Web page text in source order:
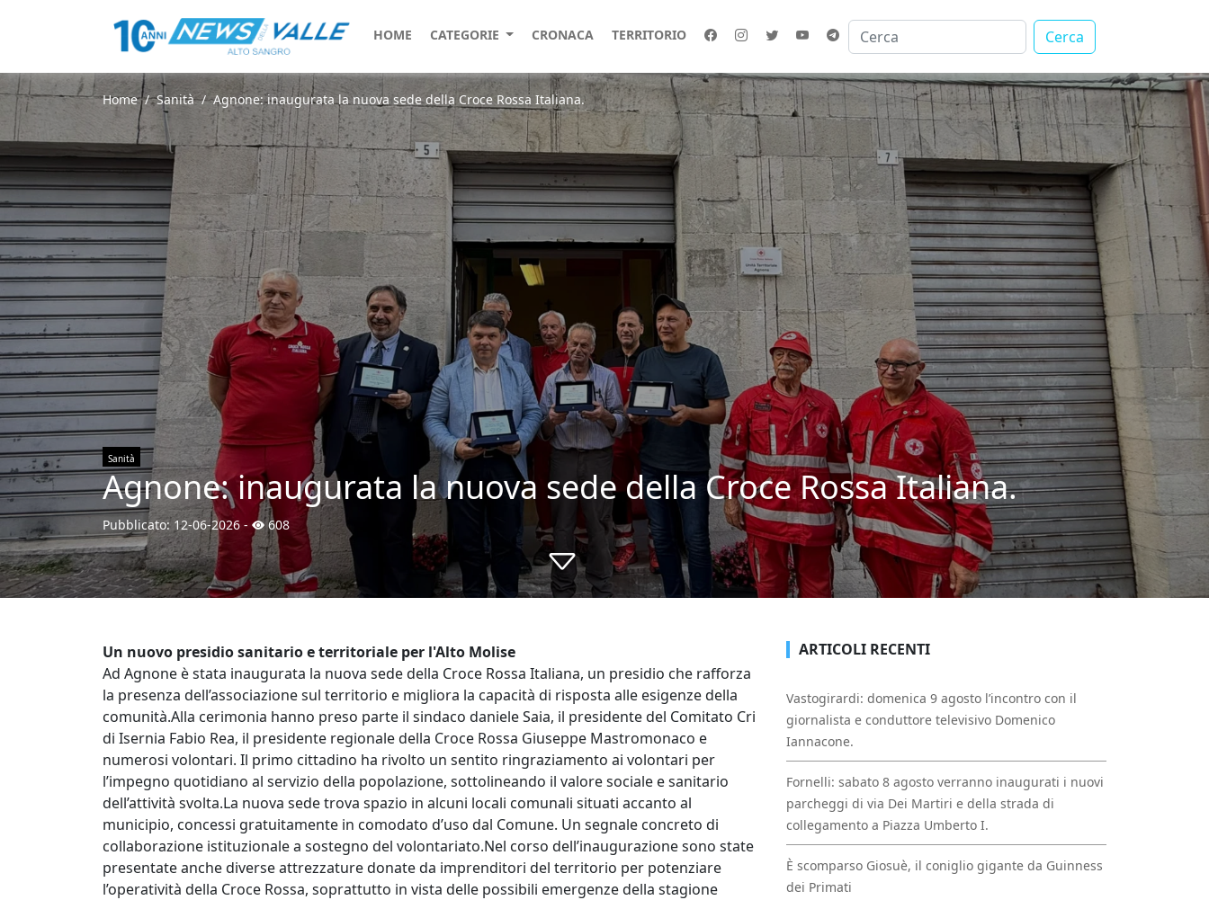
HOME CATEGORIE CRONACA TERRITORIO Cerca
Home Sanità Agnone: inaugurata la nuova sede della Croce Rossa Italiana.
Sanità
Agnone: inaugurata la nuova sede della Croce Rossa Italiana.
Pubblicato: 12-06-2026 - 608
Un nuovo presidio sanitario e territoriale per l'Alto Molise
Ad Agnone è stata inaugurata la nuova sede della Croce Rossa Italiana, un presidio che rafforza
la presenza dell’associazione sul territorio e migliora la capacità di risposta alle esigenze della
comunità.Alla cerimonia hanno preso parte il sindaco daniele Saia, il presidente del Comitato Cri
di Isernia Fabio Rea, il presidente regionale della Croce Rossa Giuseppe Mastromonaco e
numerosi volontari. Il primo cittadino ha rivolto un sentito ringraziamento ai volontari per
l’impegno quotidiano al servizio della popolazione, sottolineando il valore sociale e sanitario
dell’attività svolta.La nuova sede trova spazio in alcuni locali comunali situati accanto al
municipio, concessi gratuitamente in comodato d’uso dal Comune. Un segnale concreto di
collaborazione istituzionale a sostegno del volontariato.Nel corso dell’inaugurazione sono state
presentate anche diverse attrezzature donate da imprenditori del territorio per potenziare
l’operatività della Croce Rossa, soprattutto in vista delle possibili emergenze della stagione
ARTICOLI RECENTI
Vastogirardi: domenica 9 agosto l’incontro con il
giornalista e conduttore televisivo Domenico
Iannacone.
Fornelli: sabato 8 agosto verranno inaugurati i nuovi
parcheggi di via Dei Martiri e della strada di
collegamento a Piazza Umberto I.
È scomparso Giosuè, il coniglio gigante da Guinness
dei Primati